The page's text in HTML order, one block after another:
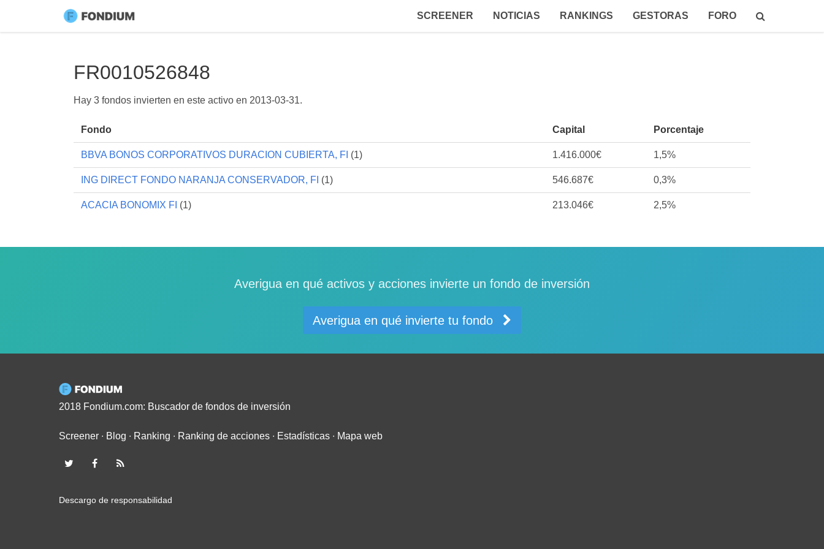
SCREENER NOTICIAS RANKINGS GESTORAS FORO
FR0010526848
Hay 3 fondos invierten en este activo en 2013-03-31.
Fondo Capital Porcentaje
BBVA BONOS CORPORATIVOS DURACION CUBIERTA, FI (1) 1.416.000€ 1,5%
ING DIRECT FONDO NARANJA CONSERVADOR, FI (1) 546.687€ 0,3%
ACACIA BONOMIX FI (1) 213.046€ 2,5%
Averigua en qué activos y acciones invierte un fondo de inversión
Averigua en qué invierte tu fondo
2018 Fondium.com: Buscador de fondos de inversión
Screener ∙ Blog ∙ Ranking ∙ Ranking de acciones ∙ Estadísticas ∙ Mapa web
Descargo de responsabilidad